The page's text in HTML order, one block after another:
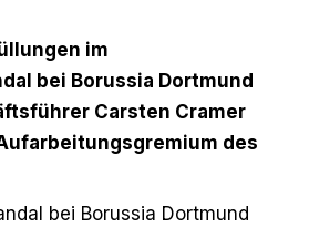
im
bei Borussia Dortmund
Carsten Cramer
des
bei Borussia Dortmund